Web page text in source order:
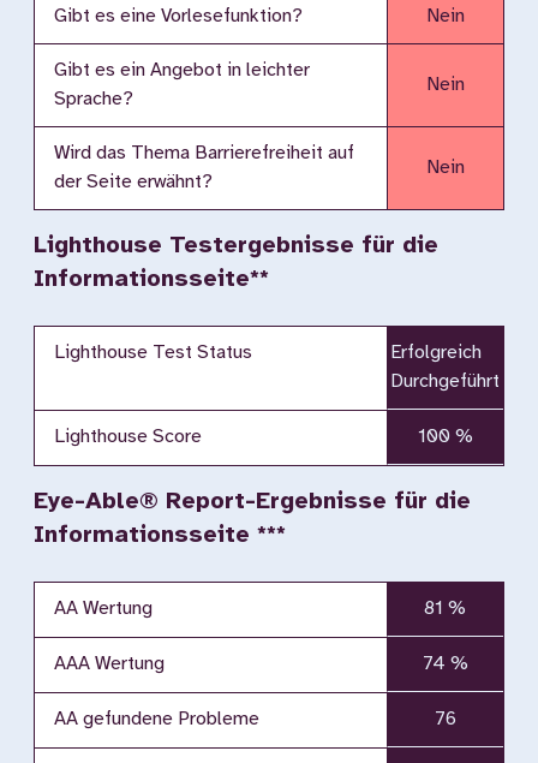
Gibt es eine Vorlesefunktion? Nein
Gibt es ein Angebot in leichter
Sprache?
Nein
Wird das Thema Barrierefreiheit auf
der Seite erwähnt?
Nein
Lighthouse Testergebnisse für die
Informationsseite**
Lighthouse Test Status
Erfolgreich
Durchgeführt
Lighthouse Score 100 %
Eye-Able® Report-Ergebnisse für die
Informationsseite ***
AA Wertung 81 %
AAA Wertung 74 %
AA gefundene Probleme 76